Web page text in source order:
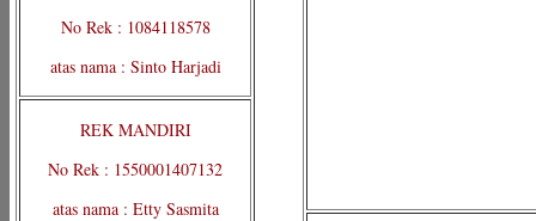
No Rek : 1084118578
atas nama : Sinto Harjadi
REK MANDIRI
No Rek : 1550001407132
atas nama : Etty Sasmita